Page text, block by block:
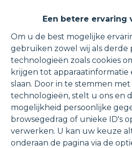
Een betere ervaring
Om u de best mogelijke
gebruiken zowel wij als derde
technologieën zoals cookies
krijgen tot apparaatinformatie
slaan. Door in te stemmen
technologieën, stelt u ons en
mogelijkheid persoonlijke
browsegedrag of unieke ID's
verwerken. U kan uw keuze
onderaan de pagina via de
Triplex met garage
met groene
Bormstraat 120A 102, 1880
VERHUURD
Vorige Lijst